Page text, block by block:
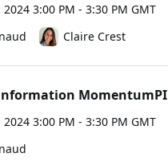
2024 3:00 PM - 3:30 PM GMT
Claire Crest
MomentumPI
2024 3:00 PM - 3:30 PM GMT